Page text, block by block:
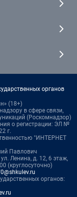
органов
(18+)
в сфере связи,
(Роскомнадзор)
о регистрации: ЭЛ №
г.
"ИНТЕРНЕТ
Павлович
Ленина, д. 12, 6 этаж,
(круглосуточно)
органов: